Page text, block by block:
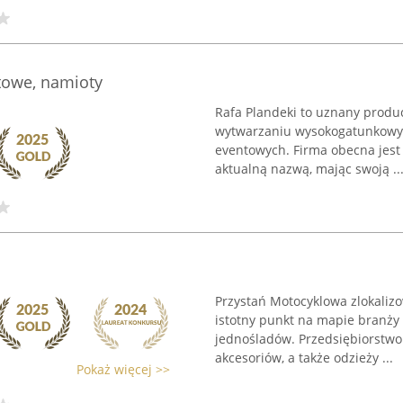
namioty
Rafa Plandeki to uznany
wytwarzaniu
eventowych. Firma obecna
aktualną nazwą, mając swoją ...
Pokaż więcej >>
Przystań Motocyklowa
istotny punkt na mapie
jednośladów.
akcesoriów, a także odzieży ...